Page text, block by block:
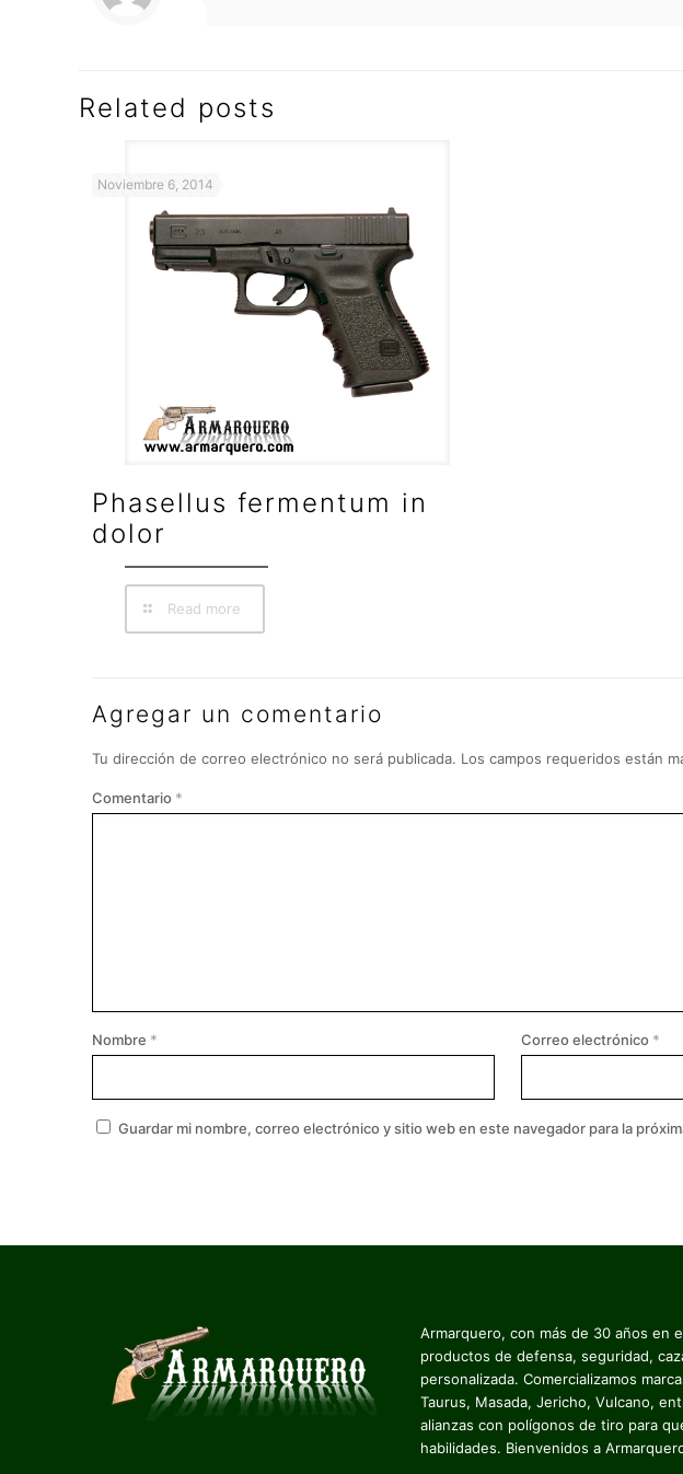
Related posts
Noviembre 6, 2014
Phasellus fermentum in
dolor
Read more
Agregar un comentario
Tu dirección de correo electrónico no será publicada. Los campos requeridos están
Comentario *
Nombre * Correo electrónico *
Guardar mi nombre, correo electrónico y sitio web en este navegador para la
Armarquero, con más de 30 años en
productos de defensa, seguridad,
personalizada. Comercializamos
Taurus, Masada, Jericho, Vulcano,
alianzas con polígonos de tiro para
habilidades. Bienvenidos a